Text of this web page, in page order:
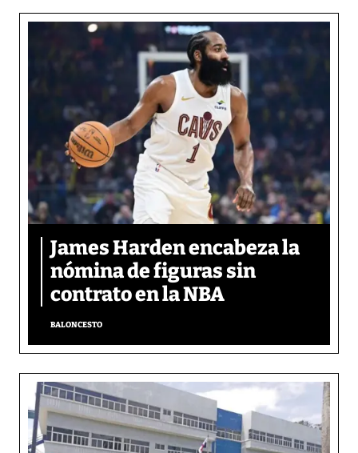
James Harden encabeza la
nómina de figuras sin
contrato en la NBA
BALONCESTO